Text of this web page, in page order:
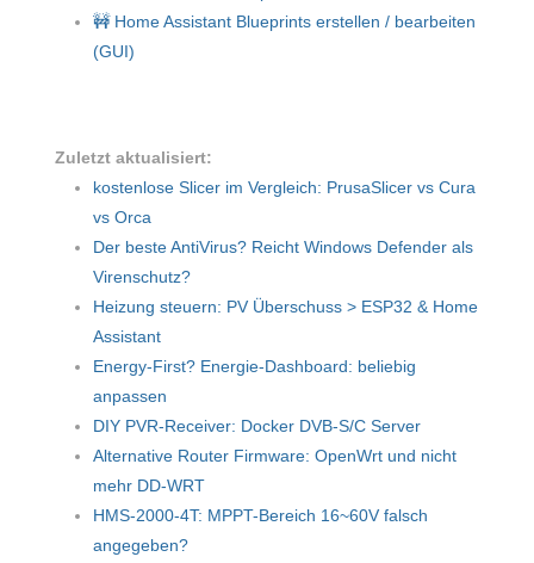
🚧 Home Assistant Blueprints erstellen / bearbeiten
(GUI)
Zuletzt aktualisiert:
kostenlose Slicer im Vergleich: PrusaSlicer vs Cura
vs Orca
Der beste AntiVirus? Reicht Windows Defender als
Virenschutz?
Heizung steuern: PV Überschuss > ESP32 & Home
Assistant
Energy-First? Energie-Dashboard: beliebig
anpassen
DIY PVR-Receiver: Docker DVB-S/C Server
Alternative Router Firmware: OpenWrt und nicht
mehr DD-WRT
HMS-2000-4T: MPPT-Bereich 16~60V falsch
angegeben?